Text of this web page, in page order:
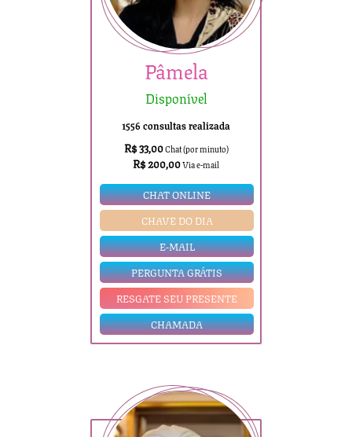
Pâmela
Disponível
1556 consultas realizada
R$ 33,00Chat (por minuto)
R$ 200,00Via e-mail
CHAT ONLINE
CHAVE DO DIA
E-MAIL
PERGUNTA GRÁTIS
RESGATE SEU PRESENTE
CHAMADA